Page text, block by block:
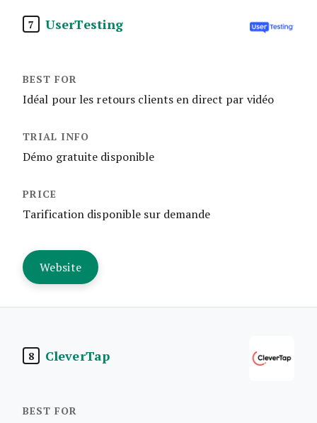
7 UserTesting
Idéal pour les retours clients en direct par vidéo
Démo gratuite disponible
Tarification disponible sur demande
Website
8 CleverTap